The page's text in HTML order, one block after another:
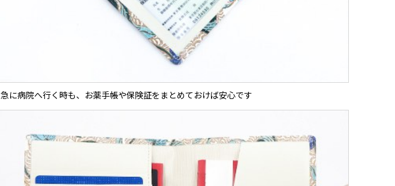
急に病院へ行く時も、お薬手帳や保険証をまとめておけば安心です